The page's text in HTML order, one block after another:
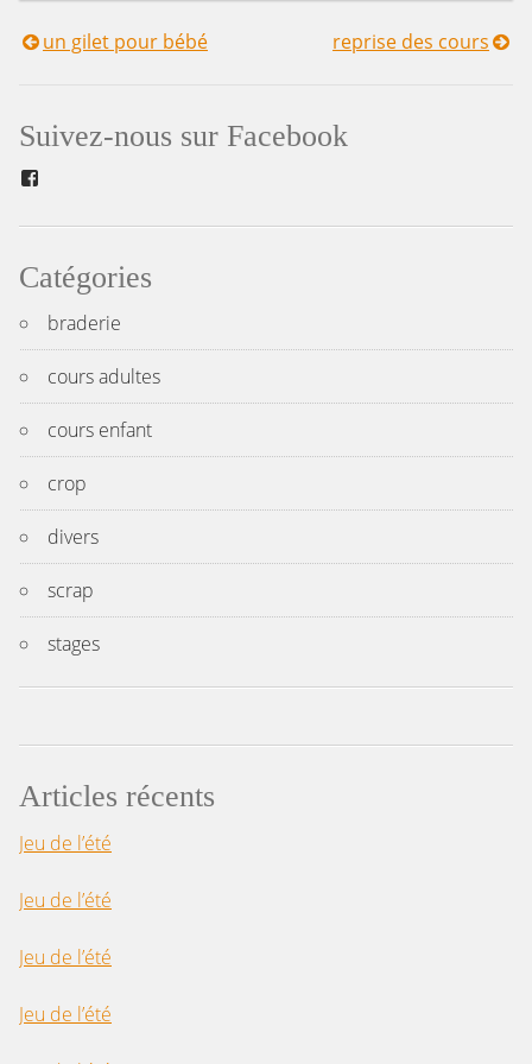
Navigation
l’article
un gilet pour bébé reprise des cours
Suivez-nous sur Facebook
Catégories
braderie
cours adultes
cours enfant
crop
divers
scrap
stages
Articles récents
Jeu de l’été
Jeu de l’été
Jeu de l’été
Jeu de l’été